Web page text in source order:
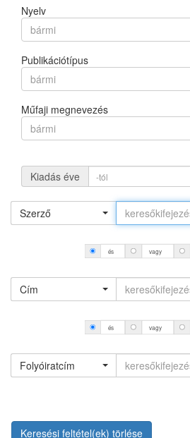
Nyelv
bármi
Publikációtípus
bármi
Műfaji megnevezés
bármi
Kiadás éve
Szerző
és vagy
Cím
és vagy
Folyóiratcím
Keresési feltétel(ek) törlése